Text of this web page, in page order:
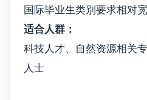
国际毕业生类别要求相对
适合人群：
科技人才、自然资源相关
人士